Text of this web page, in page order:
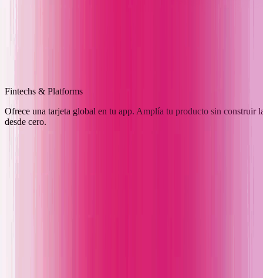
Fintechs & Platforms
Ofrece una tarjeta global en tu app. Amplía tu producto sin construir
desde cero.